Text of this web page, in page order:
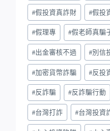
#假投資真詐財 #假投
#假理專 #假老師真騙
#出金審核不過 #別信
#加密貨幣詐騙 #反投
#反詐騙 #反詐騙行動
#台灣打詐 #台灣投資